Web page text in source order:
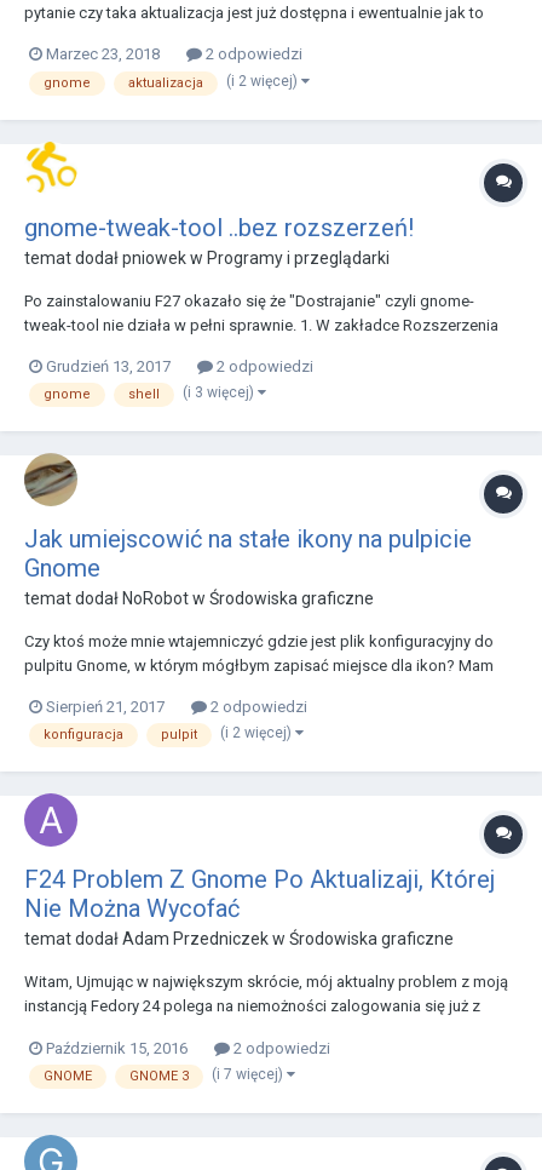
pytanie czy taka aktualizacja jest już dostępna i ewentualnie jak to
Marzec 23, 2018
2 odpowiedzi
gnome aktualizacja (i 2 więcej)
gnome-tweak-tool ..bez rozszerzeń!
temat dodałpniowekw Programy i przeglądarki
Po zainstalowaniu F27 okazało się że "Dostrajanie" czyli gnome-
tweak-tool nie działa w pełni sprawnie. 1. W zakładce Rozszerzenia
http://extensions.gnome.org też nie ma możliwości doinstalowania
czegokolwiek. Wyświetla się komunikat: Chociaż...
Grudzień 13, 2017 2 odpowiedzi
gnome shell (i 3 więcej)
Jak umiejscowić na stałe ikony na pulpicie
Gnome
temat dodał NoRobotw Środowiska graficzne
Czy ktoś może mnie wtajemniczyć gdzie jest plik konfiguracyjny do
pulpitu Gnome, w którym mógłbym zapisać miejsce dla ikon? Mam
górnego rogu ekranu , a ja bym chciał je widzieć troszkę bliżej środka.
Sierpień 21, 2017 2 odpowiedzi
konfiguracja pulpit (i 2 więcej)
F24 Problem Z Gnome Po Aktualizaji, Której
Nie Można Wycofać
temat dodałAdam Przedniczekw Środowiska graficzne
Witam, Ujmując w największym skrócie, mój aktualny problem z moją
instancją Fedory 24 polega na niemożności zalogowania się już z
aktualizacji wykonanej wczoraj, która obejmowała 23 biblioteki z grup:
mesa-*, xen-* oraz dbus-*. Nieste...
Październik 15, 2016 2 odpowiedzi
GNOME GNOME 3 (i 7 więcej)